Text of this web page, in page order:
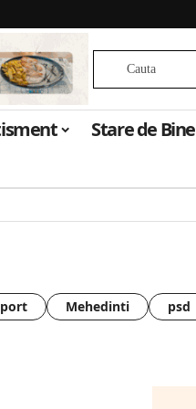
Stare de Bine
Mehedinti psd